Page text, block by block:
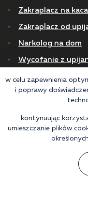
Zakraplacz na kaca
Zakraplacz od
Narkolog na dom
Wycofanie z
Zakraplacz do
Leczenie alkoholizmu
Przewlekły
Alkoholizm piwny
Nagłe
w celu zapewnienia
i poprawy
kontynuując
umieszczanie plików